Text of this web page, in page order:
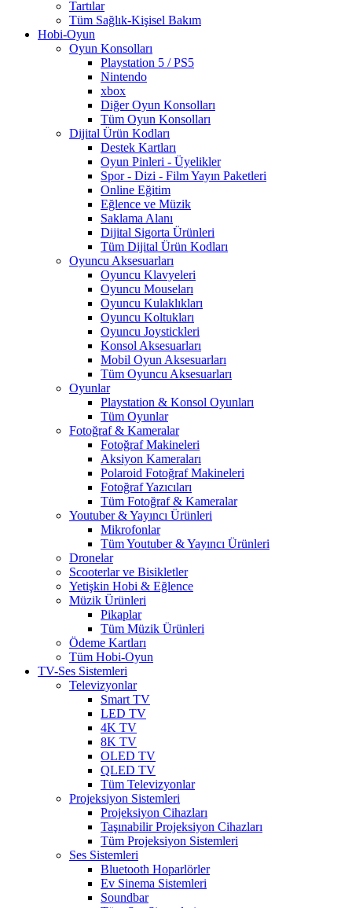
Tartılar
Tüm Sağlık-Kişisel Bakım
Hobi-Oyun
Oyun Konsolları
Playstation 5 / PS5
Nintendo
xbox
Diğer Oyun Konsolları
Tüm Oyun Konsolları
Dijital Ürün Kodları
Destek Kartları
Oyun Pinleri - Üyelikler
Spor - Dizi - Film Yayın Paketleri
Online Eğitim
Eğlence ve Müzik
Saklama Alanı
Dijital Sigorta Ürünleri
Tüm Dijital Ürün Kodları
Oyuncu Aksesuarları
Oyuncu Klavyeleri
Oyuncu Mouseları
Oyuncu Kulaklıkları
Oyuncu Koltukları
Oyuncu Joystickleri
Konsol Aksesuarları
Mobil Oyun Aksesuarları
Tüm Oyuncu Aksesuarları
Oyunlar
Playstation & Konsol Oyunları
Tüm Oyunlar
Fotoğraf & Kameralar
Fotoğraf Makineleri
Aksiyon Kameraları
Polaroid Fotoğraf Makineleri
Fotoğraf Yazıcıları
Tüm Fotoğraf & Kameralar
Youtuber & Yayıncı Ürünleri
Mikrofonlar
Tüm Youtuber & Yayıncı Ürünleri
Dronelar
Scooterlar ve Bisikletler
Yetişkin Hobi & Eğlence
Müzik Ürünleri
Pikaplar
Tüm Müzik Ürünleri
Ödeme Kartları
Tüm Hobi-Oyun
TV-Ses Sistemleri
Televizyonlar
Smart TV
LED TV
4K TV
8K TV
OLED TV
QLED TV
Tüm Televizyonlar
Projeksiyon Sistemleri
Projeksiyon Cihazları
Taşınabilir Projeksiyon Cihazları
Tüm Projeksiyon Sistemleri
Ses Sistemleri
Bluetooth Hoparlörler
Ev Sinema Sistemleri
Soundbar